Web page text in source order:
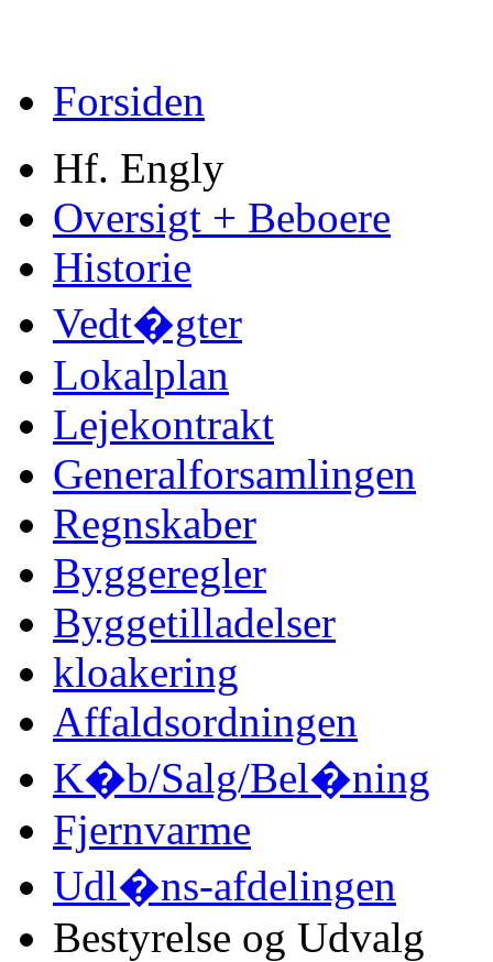
Forsiden
Hf. Engly
Oversigt + Beboere
Historie
Vedt�gter
Lokalplan
Lejekontrakt
Generalforsamlingen
Regnskaber
Byggeregler
Byggetilladelser
kloakering
Affaldsordningen
K�b/Salg/Bel�ning
Fjernvarme
Udl�ns-afdelingen
Bestyrelse og Udvalg